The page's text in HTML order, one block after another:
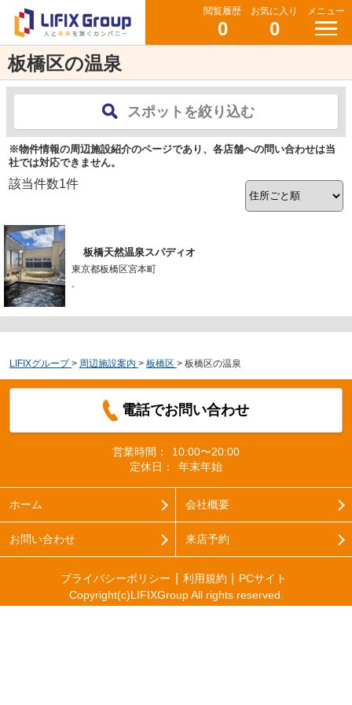
閲覧履歴
0
お気に入り
0
メニュー
板橋区の温泉
スポットを絞り込む
※物件情報の周辺施設紹介のページであり、各店舗への問い合わせは当
社では対応できません。
該当件数1件
板橋天然温泉スパディオ
東京都板橋区宮本町
-
LIFIXグループ > 周辺施設案内 > 板橋区 > 板橋区の温泉
電話でお問い合わせ
営業時間：
10:00〜20:00
定休日：
年末年始
ホーム 会社概要
お問い合わせ 来店予約
プライバシーポリシー 利用規約
PCサイト
Copyright(c)LIFIXGroup All rights reserved.